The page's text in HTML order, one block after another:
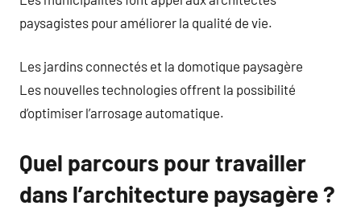
paysagistes pour améliorer la qualité de vie.
Les jardins connectés et la domotique paysagère
Les nouvelles technologies offrent la possibilité
d’optimiser l’arrosage automatique.
Quel parcours pour travailler
dans l’architecture paysagère ?